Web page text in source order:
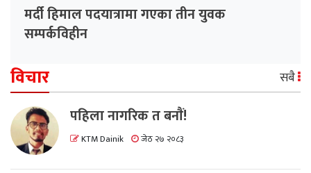
मर्दी हिमाल पदयात्रामा गएका तीन युवक
सम्पर्कविहीन
विचार सबै
पहिला नागरिक त बनाैं!
KTM Dainik जेठ २७ २०८३